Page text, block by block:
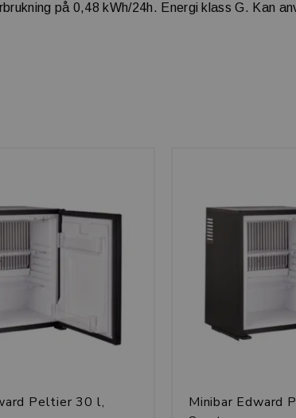
på 0,48 kWh/24h. Energi klass G. Kan
Peltier 30 l,
Minibar Edward